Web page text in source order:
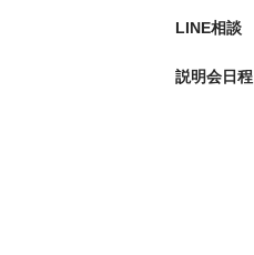
LINE相談
説明会日程